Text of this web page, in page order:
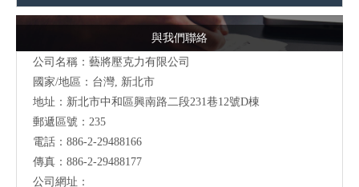
與我們聯絡
公司名稱：藝將壓克力有限公司
國家/地區：台灣, 新北市
地址：新北市中和區興南路二段231巷12號D棟
郵遞區號：235
電話：886-2-29488166
傳真：886-2-29488177
公司網址：